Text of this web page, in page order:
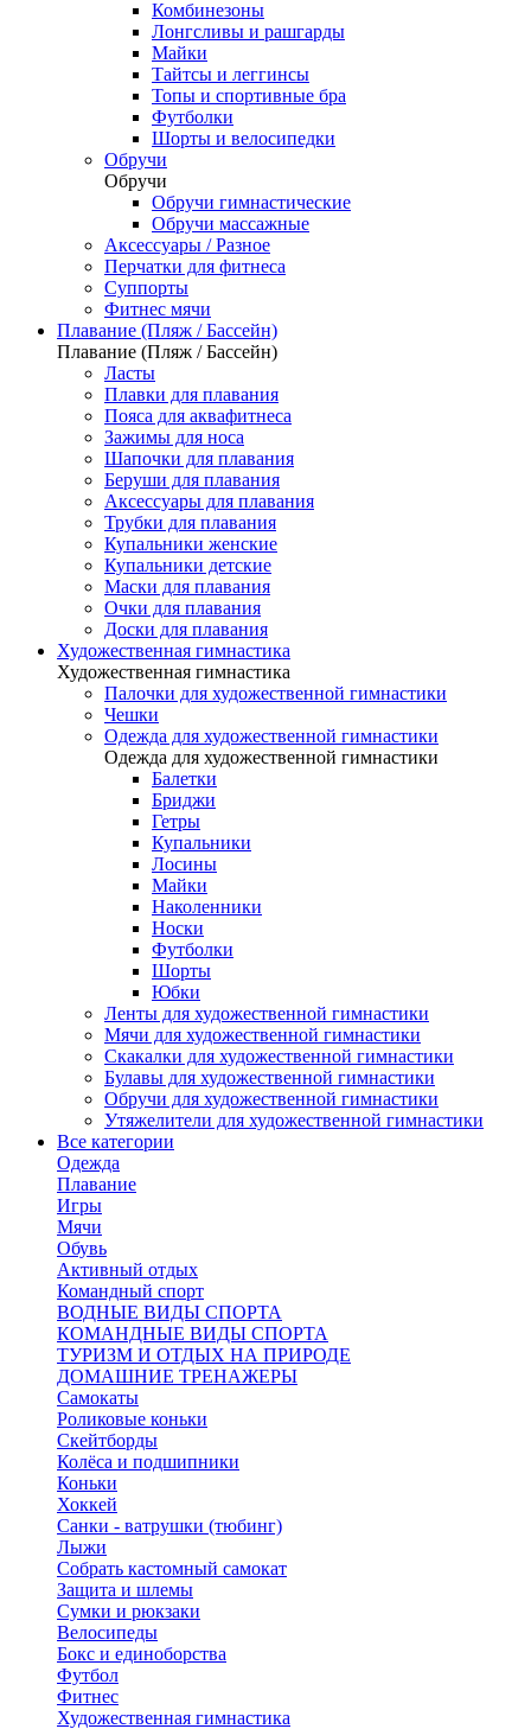
Комбинезоны
Лонгсливы и рашгарды
Майки
Тайтсы и леггинсы
Топы и спортивные бра
Футболки
Шорты и велосипедки
Обручи
Обручи
Обручи гимнастические
Обручи массажные
Аксессуары / Разное
Перчатки для фитнеса
Суппорты
Фитнес мячи
Плавание (Пляж / Бассейн)
Плавание (Пляж / Бассейн)
Ласты
Плавки для плавания
Пояса для аквафитнеса
Зажимы для носа
Шапочки для плавания
Беруши для плавания
Аксессуары для плавания
Трубки для плавания
Купальники женские
Купальники детские
Маски для плавания
Очки для плавания
Доски для плавания
Художественная гимнастика
Художественная гимнастика
Палочки для художественной гимнастики
Чешки
Одежда для художественной гимнастики
Одежда для художественной гимнастики
Балетки
Бриджи
Гетры
Купальники
Лосины
Майки
Наколенники
Носки
Футболки
Шорты
Юбки
Ленты для художественной гимнастики
Мячи для художественной гимнастики
Скакалки для художественной гимнастики
Булавы для художественной гимнастики
Обручи для художественной гимнастики
Утяжелители для художественной гимнастики
Все категории
Одежда
Плавание
Игры
Мячи
Обувь
Активный отдых
Командный спорт
ВОДНЫЕ ВИДЫ СПОРТА
КОМАНДНЫЕ ВИДЫ СПОРТА
ТУРИЗМ И ОТДЫХ НА ПРИРОДЕ
ДОМАШНИЕ ТРЕНАЖЕРЫ
Самокаты
Роликовые коньки
Скейтборды
Колёса и подшипники
Коньки
Хоккей
Санки - ватрушки (тюбинг)
Лыжи
Собрать кастомный самокат
Защита и шлемы
Сумки и рюкзаки
Велосипеды
Бокс и единоборства
Футбол
Фитнес
Художественная гимнастика